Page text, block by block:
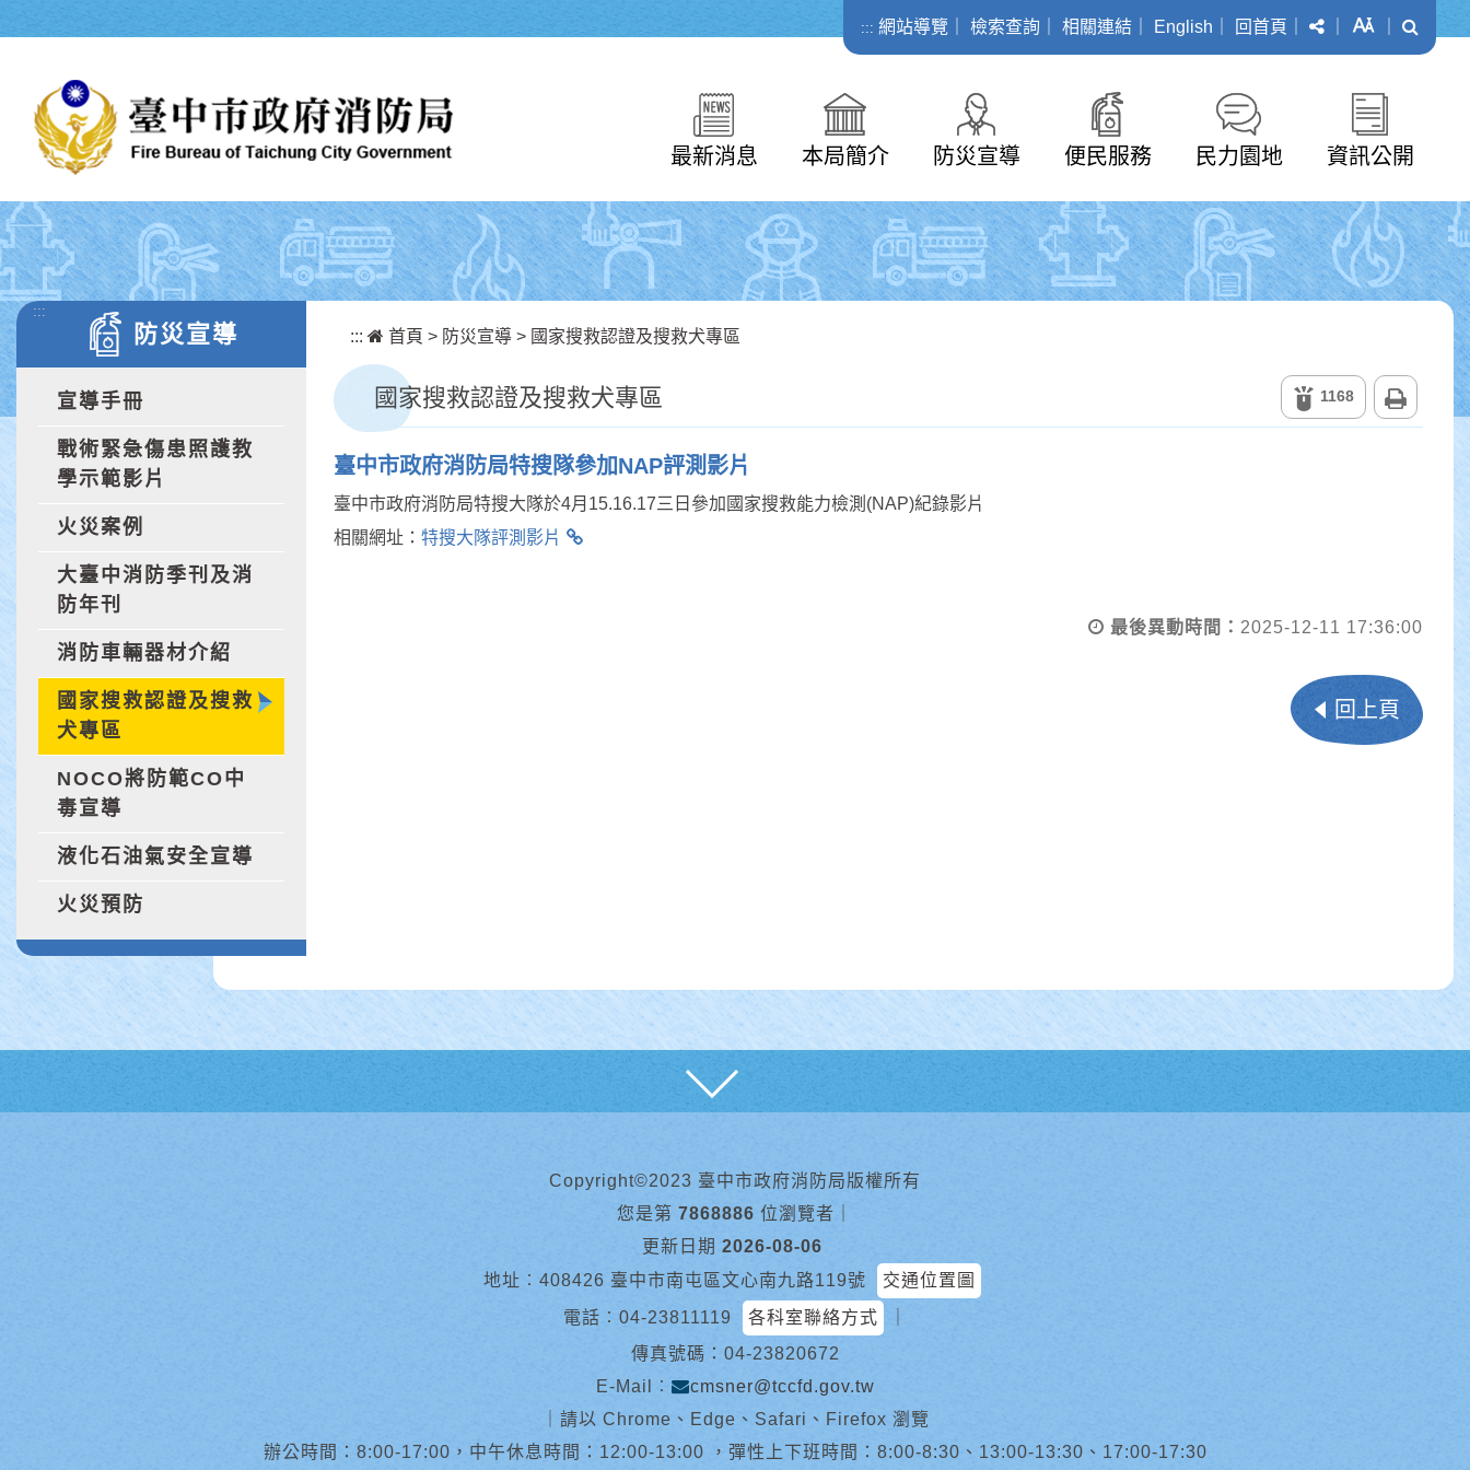
::: 網站導覽 檢索查詢 相關連結 English 回首頁 分享 字級
最新消息 本局簡介 防災宣導 便民服務 民力園地 資訊公開
:::
防災宣導
宣導手冊
戰術緊急傷患照護教
學示範影片
火災案例
大臺中消防季刊及消
防年刊
消防車輛器材介紹
國家搜救認證及搜救
犬專區
NOCO將防範CO中
毒宣導
液化石油氣安全宣導
火災預防
::: 首頁 > 防災宣導 > 國家搜救認證及搜救犬專區
國家搜救認證及搜救犬專區 1168
臺中市政府消防局特搜隊參加NAP評測影片
臺中市政府消防局特搜大隊於4月15.16.17三日參加國家搜救能力檢測(NAP)紀錄影片
相關網址： 特搜大隊評測影片
最後異動時間： 2025-12-11 17:36:00
回上頁
Copyright©2023 臺中市政府消防局版權所有
您是第 7868886 位瀏覽者
更新日期 2026-08-06
地址︰408426 臺中市南屯區文心南九路119號
交通位置圖
電話︰ 04-23811119 各科室聯絡方式
傳真號碼：04-23820672
E-Mail︰
cmsner@tccfd.gov.tw
請以 Chrome、Edge、Safari、Firefox 瀏覽
辦公時間：8:00-17:00，中午休息時間：12:00-13:00 ，彈性上下班時間：8:00-8:30、13:00-13:30、17:00-17:30